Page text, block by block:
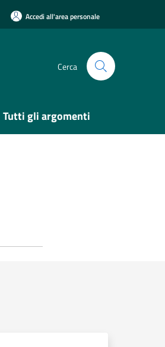
Accedi all'area personale
Cerca
Tutti gli argomenti